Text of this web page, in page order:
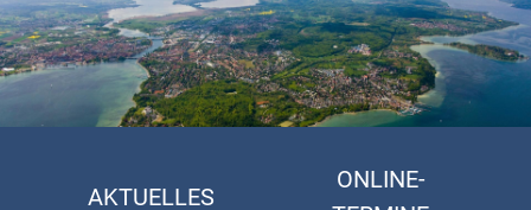
AKTUELLES
ONLINE-